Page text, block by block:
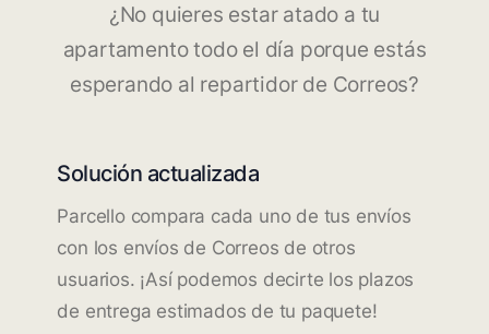
¿No quieres estar atado a tu
apartamento todo el día porque estás
esperando al repartidor de Correos?
Solución actualizada
Parcello compara cada uno de tus envíos
con los envíos de Correos de otros
usuarios. ¡Así podemos decirte los plazos
de entrega estimados de tu paquete!